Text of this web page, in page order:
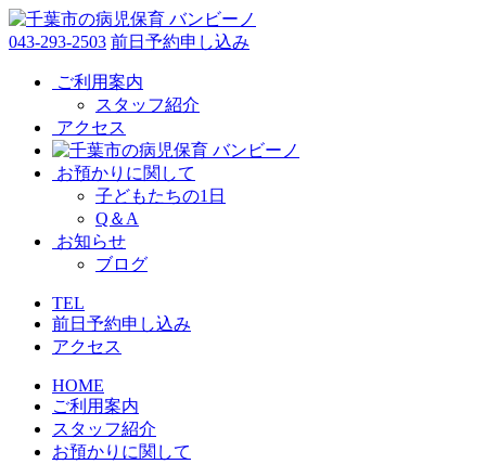
043-293-2503 前日予約申し込み
ご利用案内
スタッフ紹介
アクセス
お預かりに関して
子どもたちの1日
Q＆A
お知らせ
ブログ
TEL
前日予約申し込み
アクセス
HOME
ご利用案内
スタッフ紹介
お預かりに関して